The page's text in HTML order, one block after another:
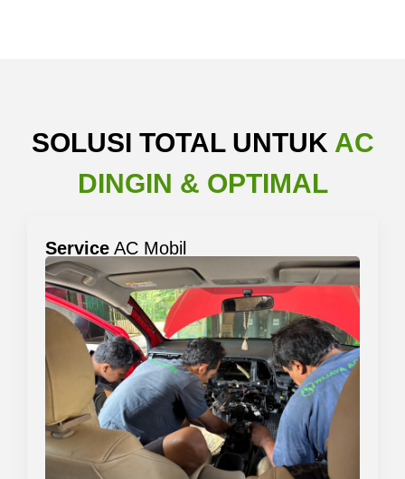
SOLUSI TOTAL UNTUK AC
DINGIN & OPTIMAL
Service AC Mobil